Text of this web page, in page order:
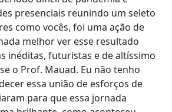
presenciais reunindo um seleto
como vocês, foi uma ação de
melhor ver esse resultado
inéditas, futuristas e de altíssimo
o Prof. Mauad. Eu não tenho
essa união de esforços de
para que essa jornada